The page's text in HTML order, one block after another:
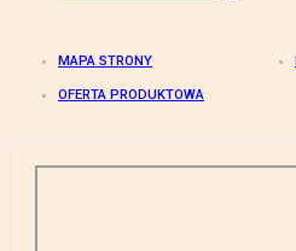
MAPA STRONY
OFERTA PRODUKTOWA